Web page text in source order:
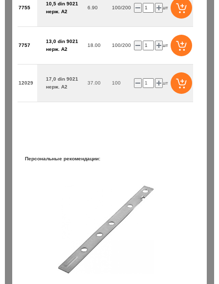
В корзину
7755
10,5 din 9021
нерж. А2
6.90 100/200 шт
7757
13,0 din 9021
нерж. А2
18.00 100/200 шт
12029
17,0 din 9021
нерж. А2
37.00 100 шт
Персональные рекомендации: